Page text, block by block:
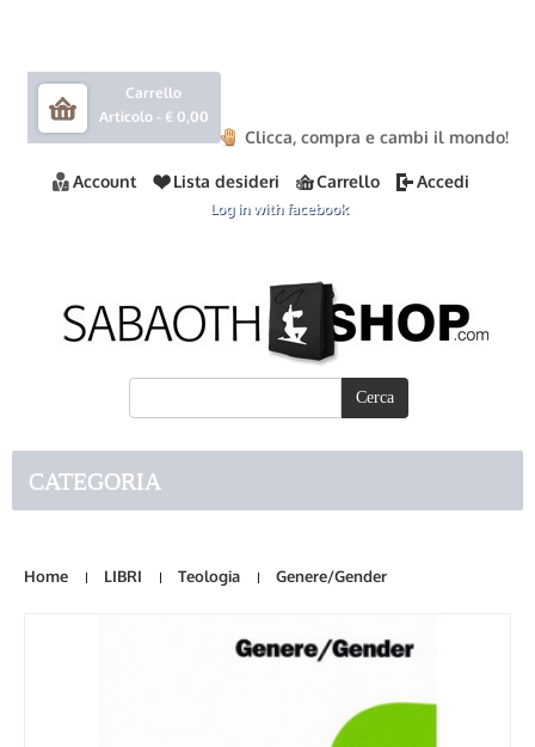
Carrello
Articolo - € 0,00
Clicca, compra e cambi il mondo!
Account Lista desideri Carrello Accedi
Log in with facebook
CATEGORIA
Home LIBRI Teologia Genere/Gender